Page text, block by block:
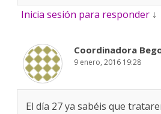
Inicia sesión para responder ↓
Coordinadora
9 enero, 2016 19:28
El día 27 ya sabéis que